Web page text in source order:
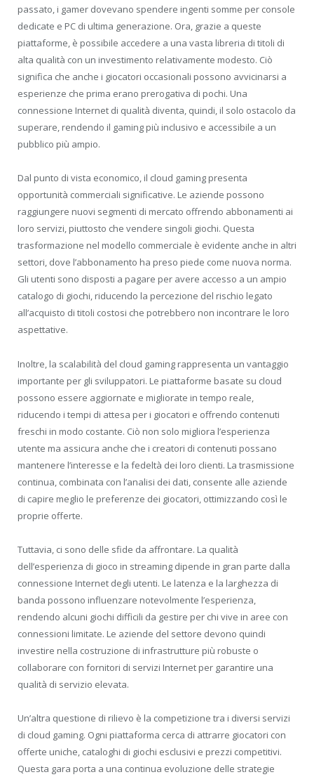
passato, i gamer dovevano spendere ingenti somme per console
dedicate e PC di ultima generazione. Ora, grazie a queste
piattaforme, è possibile accedere a una vasta libreria di titoli di
alta qualità con un investimento relativamente modesto. Ciò
significa che anche i giocatori occasionali possono avvicinarsi a
esperienze che prima erano prerogativa di pochi. Una
connessione Internet di qualità diventa, quindi, il solo ostacolo da
superare, rendendo il gaming più inclusivo e accessibile a un
pubblico più ampio.
Dal punto di vista economico, il cloud gaming presenta
opportunità commerciali significative. Le aziende possono
raggiungere nuovi segmenti di mercato offrendo abbonamenti ai
loro servizi, piuttosto che vendere singoli giochi. Questa
trasformazione nel modello commerciale è evidente anche in altri
settori, dove l’abbonamento ha preso piede come nuova norma.
Gli utenti sono disposti a pagare per avere accesso a un ampio
catalogo di giochi, riducendo la percezione del rischio legato
all’acquisto di titoli costosi che potrebbero non incontrare le loro
aspettative.
Inoltre, la scalabilità del cloud gaming rappresenta un vantaggio
importante per gli sviluppatori. Le piattaforme basate su cloud
possono essere aggiornate e migliorate in tempo reale,
riducendo i tempi di attesa per i giocatori e offrendo contenuti
freschi in modo costante. Ciò non solo migliora l’esperienza
utente ma assicura anche che i creatori di contenuti possano
mantenere l’interesse e la fedeltà dei loro clienti. La trasmissione
continua, combinata con l’analisi dei dati, consente alle aziende
di capire meglio le preferenze dei giocatori, ottimizzando così le
proprie offerte.
Tuttavia, ci sono delle sfide da affrontare. La qualità
dell’esperienza di gioco in streaming dipende in gran parte dalla
connessione Internet degli utenti. Le latenza e la larghezza di
banda possono influenzare notevolmente l’esperienza,
rendendo alcuni giochi difficili da gestire per chi vive in aree con
connessioni limitate. Le aziende del settore devono quindi
investire nella costruzione di infrastrutture più robuste o
collaborare con fornitori di servizi Internet per garantire una
qualità di servizio elevata.
Un’altra questione di rilievo è la competizione tra i diversi servizi
di cloud gaming. Ogni piattaforma cerca di attrarre giocatori con
offerte uniche, cataloghi di giochi esclusivi e prezzi competitivi.
Questa gara porta a una continua evoluzione delle strategie